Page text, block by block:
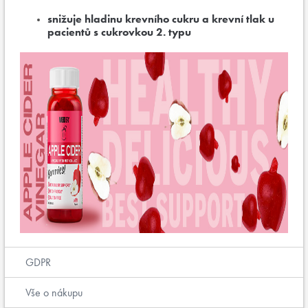
snižuje hladinu krevního cukru a krevní tlak u
pacientů s cukrovkou 2. typu
GDPR
Vše o nákupu